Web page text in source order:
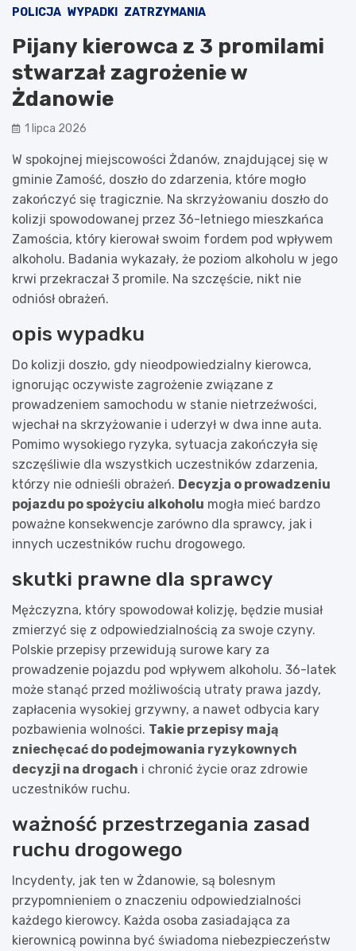
POLICJA WYPADKI ZATRZYMANIA
Pijany kierowca z 3 promilami
stwarzał zagrożenie w
Żdanowie
1 lipca 2026
W spokojnej miejscowości Żdanów, znajdującej się w
gminie Zamość, doszło do zdarzenia, które mogło
zakończyć się tragicznie. Na skrzyżowaniu doszło do
kolizji spowodowanej przez 36-letniego mieszkańca
Zamościa, który kierował swoim fordem pod wpływem
alkoholu. Badania wykazały, że poziom alkoholu w jego
krwi przekraczał 3 promile. Na szczęście, nikt nie
odniósł obrażeń.
opis wypadku
Do kolizji doszło, gdy nieodpowiedzialny kierowca,
ignorując oczywiste zagrożenie związane z
prowadzeniem samochodu w stanie nietrzeźwości,
wjechał na skrzyżowanie i uderzył w dwa inne auta.
Pomimo wysokiego ryzyka, sytuacja zakończyła się
szczęśliwie dla wszystkich uczestników zdarzenia,
którzy nie odnieśli obrażeń. Decyzja o prowadzeniu
pojazdu po spożyciu alkoholu mogła mieć bardzo
poważne konsekwencje zarówno dla sprawcy, jak i
innych uczestników ruchu drogowego.
skutki prawne dla sprawcy
Mężczyzna, który spowodował kolizję, będzie musiał
zmierzyć się z odpowiedzialnością za swoje czyny.
Polskie przepisy przewidują surowe kary za
prowadzenie pojazdu pod wpływem alkoholu. 36-latek
może stanąć przed możliwością utraty prawa jazdy,
zapłacenia wysokiej grzywny, a nawet odbycia kary
pozbawienia wolności. Takie przepisy mają
zniechęcać do podejmowania ryzykownych
decyzji na drogach i chronić życie oraz zdrowie
uczestników ruchu.
ważność przestrzegania zasad
ruchu drogowego
Incydenty, jak ten w Żdanowie, są bolesnym
przypomnieniem o znaczeniu odpowiedzialności
każdego kierowcy. Każda osoba zasiadająca za
kierownicą powinna być świadoma niebezpieczeństw